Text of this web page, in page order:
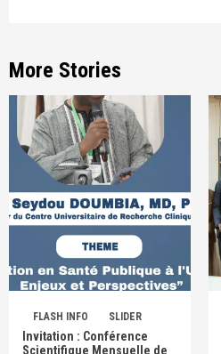
More Stories
FLASH INFO SLIDER
Invitation : Conférence
Scientifique Mensuelle de